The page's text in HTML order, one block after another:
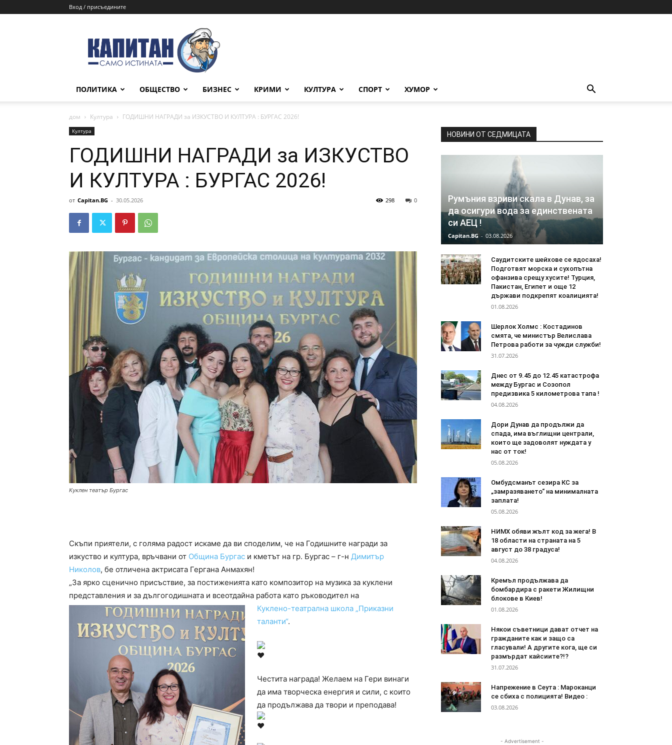
Вход / присъедините
ПОЛИТИКА ОБЩЕСТВО БИЗНЕС КРИМИ КУЛТУРА СПОРТ ХУМОР
дом Култура ГОДИШНИ НАГРАДИ за ИЗКУСТВО И КУЛТУРА : БУРГАС 2026!
Култура
ГОДИШНИ НАГРАДИ за ИЗКУСТВО
И КУЛТУРА : БУРГАС 2026!
от Capitan.BG - 30.05.2026 0
298
Куклен театър Бургас
Скъпи приятели, с голяма радост искаме да ви споделим, че на Годишните награди за
изкуство и култура, връчвани от Община Бургас и кметът на гр. Бургас – г-н Димитър
Николов, бе отличена актрисата Гергана Анмахян!
„За ярко сценично присъствие, за постиженията като композитор на музика за куклени
представления и за дългогодишната и всеотдайна работа като ръководител на
Куклено-театрална школа „Приказни
таланти“.
Честита награда! Желаем на Гери винаги
да има творческа енергия и сили, с които
да продължава да твори и преподава!
НОВИНИ ОТ СЕДМИЦАТА
Румъния взриви скала в Дунав, за
да осигури вода за единствената
си АЕЦ !
Capitan.BG - 03.08.2026
Саудитските шейхове се ядосаха!
Подготвят морска и сухопътна
офанзива срещу хусите! Турция,
Пакистан, Египет и още 12
държави подкрепят коалицията!
01.08.2026
Шерлок Холмс : Костадинов
смята, че министър Велислава
Петрова работи за чужди служби!
31.07.2026
Днес от 9.45 до 12.45 катастрофа
между Бургас и Созопол
предизвика 5 километрова тапа !
04.08.2026
Дори Дунав да продължи да
спада, има въглищни централи,
които ще задоволят нуждата у
нас от ток!
05.08.2026
Омбудсманът сезира КС за
„замразяването“ на минималната
заплата!
05.08.2026
НИМХ обяви жълт код за жега! В
18 области на страната на 5
август до 38 градуса!
04.08.2026
Кремъл продължава да
бомбардира с ракети Жилищни
блокове в Киев!
01.08.2026
Някои съветници дават отчет на
гражданите как и защо са
гласували! А другите кога, ще си
размърдат кайсиите?!?
31.07.2026
Напрежение в Сеута : Мароканци
се сбиха с полицията! Видео :
03.08.2026
- Advertisement -